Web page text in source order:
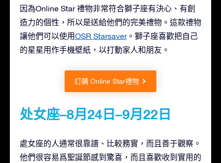
因為Online Star 禮物非常符合獅子座有決心、有創
造力的個性，所以是送給他們的完美禮物。這款禮物
讓他們可以使用OSR Starsaver。獅子座喜歡把自己
的星星用作手機壁紙，以打動家人和朋友。
訂購 Online Star禮物
处女座–8月24日–9月22日
處女座的人通常很靠譜、比較務實，而且善于觀察。
他們很容易爲聖誕節感到驚喜，而且喜歡收到實用的